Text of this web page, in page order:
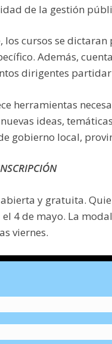
de la gestión
los cursos se
Además,
dirigentes
herramientas
ideas,
gobierno local,
y gratuita.
el 4 de mayo. La
viernes.